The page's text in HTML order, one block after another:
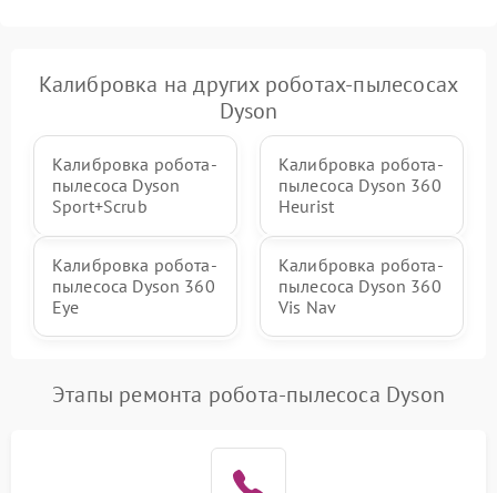
Калибровка на других роботах-пылесосах
Dyson
Калибровка робота-
пылесоса Dyson
Sport+Scrub
Калибровка робота-
пылесоса Dyson 360
Heurist
Калибровка робота-
пылесоса Dyson 360
Eye
Калибровка робота-
пылесоса Dyson 360
Vis Nav
Этапы ремонта робота-пылесоса Dyson